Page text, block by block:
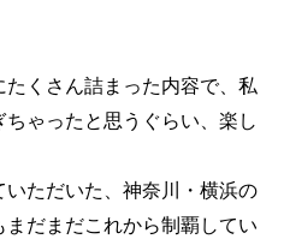
くさん詰まった内容で、私
ゃったと思うぐらい、楽し
ただいた、神奈川・横浜の
だまだこれから制覇してい